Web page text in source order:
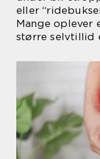
eller
Mange oplever
større selvtillid